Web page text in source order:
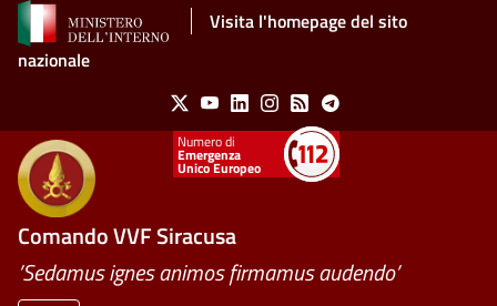
Salta al contenuto principaleVisita l'homepage del sito
nazionale
Social Menu
X YoutubeLinkedinInstagram
Feed Telegram
Emergenza
Unico Europeo
Comando VVF Siracusa
’Sedamus ignes animos firmamus audendo’